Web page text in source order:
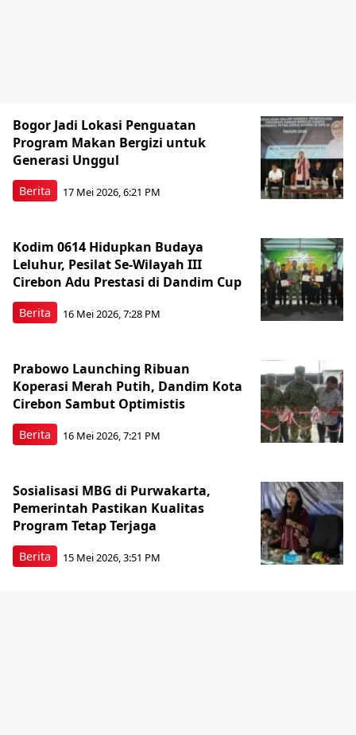
Berita
Bogor Jadi Lokasi Penguatan
Program Makan Bergizi untuk
Generasi Unggul
17 Mei 2026, 6:21 PM
Berita
Kodim 0614 Hidupkan Budaya
Leluhur, Pesilat Se-Wilayah III
Cirebon Adu Prestasi di Dandim Cup
16 Mei 2026, 7:28 PM
Berita
Prabowo Launching Ribuan
Koperasi Merah Putih, Dandim Kota
Cirebon Sambut Optimistis
16 Mei 2026, 7:21 PM
Berita
Sosialisasi MBG di Purwakarta,
Pemerintah Pastikan Kualitas
Program Tetap Terjaga
15 Mei 2026, 3:51 PM